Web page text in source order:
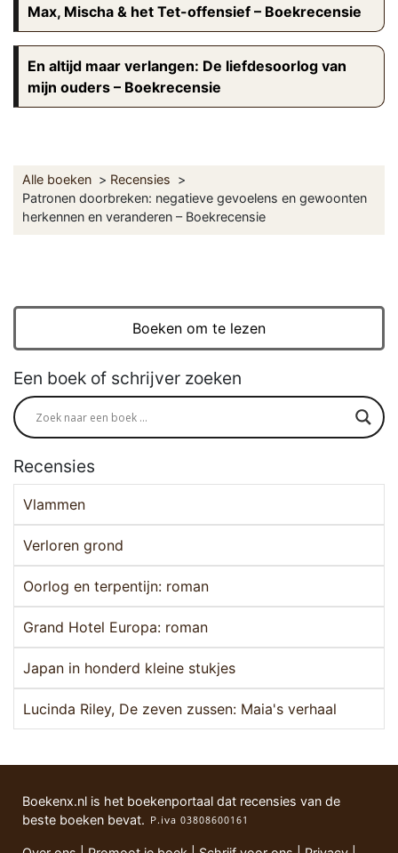
Max, Mischa & het Tet-offensief – Boekrecensie
En altijd maar verlangen: De liefdesoorlog van
mijn ouders – Boekrecensie
Alle boeken
Recensies
Patronen doorbreken: negatieve gevoelens en gewoonten
herkennen en veranderen – Boekrecensie
Boeken om te lezen
Een boek of schrijver zoeken
Recensies
Vlammen
Verloren grond
Oorlog en terpentijn: roman
Grand Hotel Europa: roman
Japan in honderd kleine stukjes
Lucinda Riley, De zeven zussen: Maia's verhaal
Boekenx.nl is het boekenportaal dat recensies van de
beste boeken bevat.